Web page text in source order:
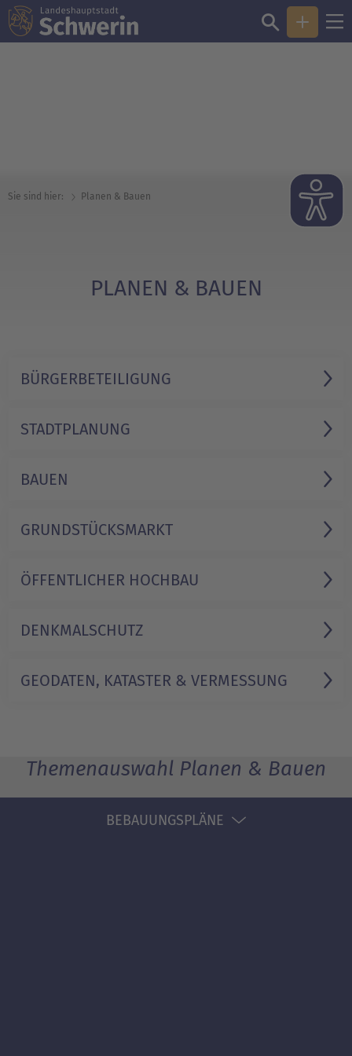
Sie sind hier: Planen & Bauen
PLANEN & BAUEN
BÜRGER­BETEILIGUNG
STADTPLANUNG
BAUEN
GRUNDSTÜCKS­MARKT
ÖFFENTLICHER HOCHBAU
DENKMAL­SCHUTZ
GEODATEN, KATASTER & VERMESSUNG
Themenauswahl Planen & Bauen
BEBAUUNGSPLÄNE